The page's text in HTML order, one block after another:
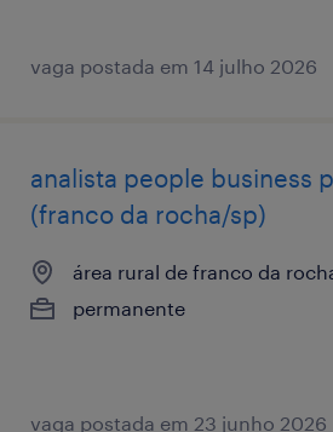
vaga postada em 14 julho 2026
analista ​people ​business
(franco da rocha/sp)
área rural de franco da
permanente
vaga postada em 23 junho 2026